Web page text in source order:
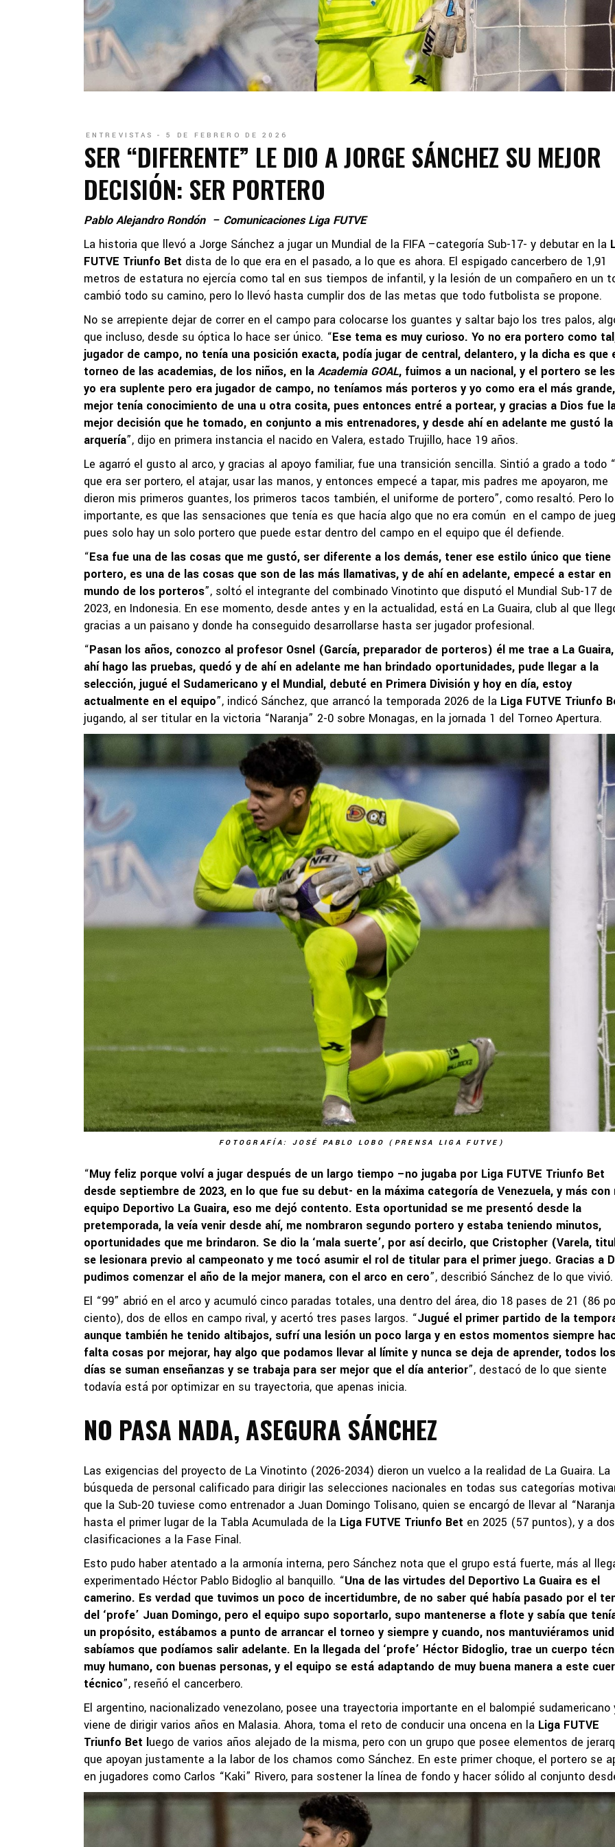
ENTREVISTAS 5 DE FEBRERO DE 2026
SER “DIFERENTE” LE DIO A JORGE SÁNCHEZ SU MEJOR
DECISIÓN: SER PORTERO
Pablo Alejandro Rondón – Comunicaciones Liga FUTVE
La historia que llevó a Jorge Sánchez a jugar un Mundial de la FIFA –categoría Sub-17- y debutar en la
FUTVE Triunfo Bet dista de lo que era en el pasado, a lo que es ahora. El espigado cancerbero de 1,91
metros de estatura no ejercía como tal en sus tiempos de infantil, y la lesión de un compañero en un
cambió todo su camino, pero lo llevó hasta cumplir dos de las metas que todo futbolista se propone.
No se arrepiente dejar de correr en el campo para colocarse los guantes y saltar bajo los tres palos,
que incluso, desde su óptica lo hace ser único. “Ese tema es muy curioso. Yo no era portero como
jugador de campo, no tenía una posición exacta, podía jugar de central, delantero, y la dicha es que
torneo de las academias, de los niños, en la Academia GOAL, fuimos a un nacional, y el portero se
yo era suplente pero era jugador de campo, no teníamos más porteros y yo como era el más
mejor tenía conocimiento de una u otra cosita, pues entonces entré a portear, y gracias a Dios fue
mejor decisión que he tomado, en conjunto a mis entrenadores, y desde ahí en adelante me gustó la
arquería”, dijo en primera instancia el nacido en Valera, estado Trujillo, hace 19 años.
Le agarró el gusto al arco, y gracias al apoyo familiar, fue una transición sencilla. Sintió a grado a todo
que era ser portero, el atajar, usar las manos, y entonces empecé a tapar, mis padres me apoyaron, me
dieron mis primeros guantes, los primeros tacos también, el uniforme de portero”, como resaltó. Pero lo
importante, es que las sensaciones que tenía es que hacía algo que no era común en el campo de
pues solo hay un solo portero que puede estar dentro del campo en el equipo que él defiende.
“Esa fue una de las cosas que me gustó, ser diferente a los demás, tener ese estilo único que tiene
portero, es una de las cosas que son de las más llamativas, y de ahí en adelante, empecé a estar en
mundo de los porteros”, soltó el integrante del combinado Vinotinto que disputó el Mundial Sub-17 de
2023, en Indonesia. En ese momento, desde antes y en la actualidad, está en La Guaira, club al que
gracias a un paisano y donde ha conseguido desarrollarse hasta ser jugador profesional.
“Pasan los años, conozco al profesor Osnel (García, preparador de porteros) él me trae a La
ahí hago las pruebas, quedó y de ahí en adelante me han brindado oportunidades, pude llegar a la
selección, jugué el Sudamericano y el Mundial, debuté en Primera División y hoy en día, estoy
actualmente en el equipo”, indicó Sánchez, que arrancó la temporada 2026 de la Liga FUTVE Triunfo
jugando, al ser titular en la victoria “Naranja” 2-0 sobre Monagas, en la jornada 1 del Torneo Apertura.
FOTOGRAFÍA: JOSÉ PABLO LOBO (PRENSA LIGA FUTVE)
“Muy feliz porque volví a jugar después de un largo tiempo –no jugaba por Liga FUTVE Triunfo Bet
desde septiembre de 2023, en lo que fue su debut- en la máxima categoría de Venezuela, y más con
equipo Deportivo La Guaira, eso me dejó contento. Esta oportunidad se me presentó desde la
pretemporada, la veía venir desde ahí, me nombraron segundo portero y estaba teniendo minutos,
oportunidades que me brindaron. Se dio la ‘mala suerte’, por así decirlo, que Cristopher (Varela,
se lesionara previo al campeonato y me tocó asumir el rol de titular para el primer juego. Gracias a
pudimos comenzar el año de la mejor manera, con el arco en cero”, describió Sánchez de lo que vivió.
El “99” abrió en el arco y acumuló cinco paradas totales, una dentro del área, dio 18 pases de 21 (86
ciento), dos de ellos en campo rival, y acertó tres pases largos. “Jugué el primer partido de la
aunque también he tenido altibajos, sufrí una lesión un poco larga y en estos momentos siempre
falta cosas por mejorar, hay algo que podamos llevar al límite y nunca se deja de aprender, todos los
días se suman enseñanzas y se trabaja para ser mejor que el día anterior”, destacó de lo que siente
todavía está por optimizar en su trayectoria, que apenas inicia.
NO PASA NADA, ASEGURA SÁNCHEZ
Las exigencias del proyecto de La Vinotinto (2026-2034) dieron un vuelco a la realidad de La Guaira. La
búsqueda de personal calificado para dirigir las selecciones nacionales en todas sus categorías
que la Sub-20 tuviese como entrenador a Juan Domingo Tolisano, quien se encargó de llevar al
hasta el primer lugar de la Tabla Acumulada de la Liga FUTVE Triunfo Bet en 2025 (57 puntos), y a dos
clasificaciones a la Fase Final.
Esto pudo haber atentado a la armonía interna, pero Sánchez nota que el grupo está fuerte, más al
experimentado Héctor Pablo Bidoglio al banquillo. “Una de las virtudes del Deportivo La Guaira es el
camerino. Es verdad que tuvimos un poco de incertidumbre, de no saber qué había pasado por el
del ‘profe’ Juan Domingo, pero el equipo supo soportarlo, supo mantenerse a flote y sabía que
un propósito, estábamos a punto de arrancar el torneo y siempre y cuando, nos mantuviéramos
sabíamos que podíamos salir adelante. En la llegada del ‘profe’ Héctor Bidoglio, trae un cuerpo
muy humano, con buenas personas, y el equipo se está adaptando de muy buena manera a este
técnico”, reseñó el cancerbero.
El argentino, nacionalizado venezolano, posee una trayectoria importante en el balompié sudamericano
viene de dirigir varios años en Malasia. Ahora, toma el reto de conducir una oncena en la Liga FUTVE
Triunfo Bet luego de varios años alejado de la misma, pero con un grupo que posee elementos de
que apoyan justamente a la labor de los chamos como Sánchez. En este primer choque, el portero se
en jugadores como Carlos “Kaki” Rivero, para sostener la línea de fondo y hacer sólido al conjunto